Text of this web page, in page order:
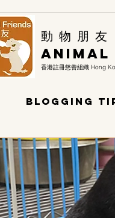
​動 物 朋 友
Animal
香港註冊慈善組織 Hong
Blogging